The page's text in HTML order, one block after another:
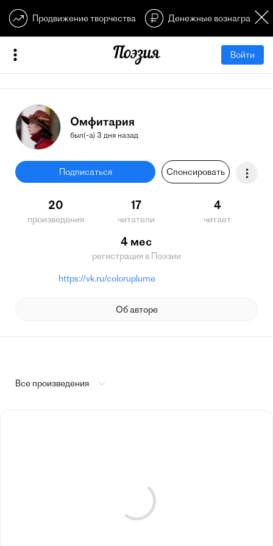
Продвижение творчества Денежные
Войти
Омфитария
был(-а) 3 дня назад
Подписаться Спонсировать
20
произведения
17
читатели
4
читает
4 мес
регистрация в Поэзии
https://vk.ru/coloruplume
Об авторе
Все произведения